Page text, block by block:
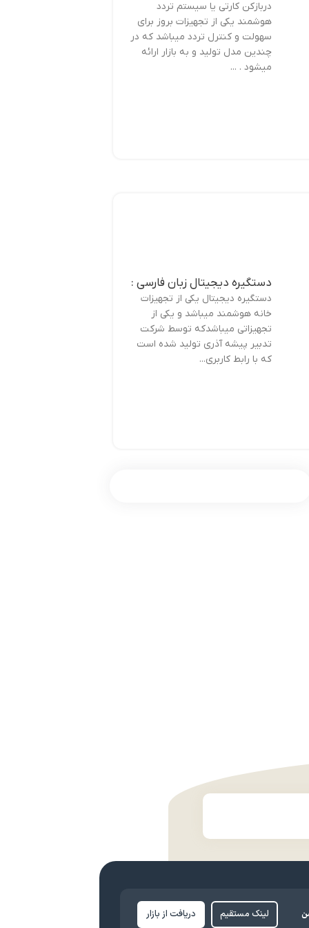
دربازکن کارتی یا سیستم تردد
هوشمند یکی از تجهیزات بروز برای
سهولت و کنترل تردد میباشد که در
چندین مدل تولید و به بازار ارائه
میشود . ...
دستگیره دیجیتال زبان فارسی :
دستگیره دیجیتال یکی از تجهیزات
خانه هوشمند میباشد و یکی از
تجهیزاتی میباشدکه توسط شرکت
تدبیر پیشه آذری تولید شده است
که با رابط کاربری...
لینک مستقیم دریافت از بازار